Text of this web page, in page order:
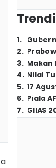
1.
2.
3. Makan
4. Nilai
5. 17
6. Piala
7. GIIAS